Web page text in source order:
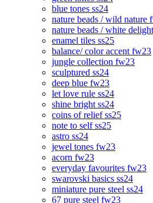
blue tones ss24
nature beads / wild nature
nature beads / white
enamel tiles ss25
balance/ color accent fw23
jungle collection fw23
sculptured ss24
deep blue fw23
let love rule ss24
shine bright ss24
coins of relief ss25
note to self ss25
astro ss24
jewel tones fw23
acorn fw23
everyday favourites fw23
swarovski basics ss24
miniature pure steel ss24
67 pure steel fw23